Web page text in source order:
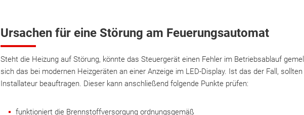
Ursachen für eine Störung am Feuerungsautomat
Steht die Heizung auf Störung, könnte das Steuergerät einen Fehler im Betriebsablauf
sich das bei modernen Heizgeräten an einer Anzeige im LED-Display. Ist das der Fall,
Installateur beauftragen. Dieser kann anschließend folgende Punkte prüfen:
funktioniert die Brennstoffversorgung ordnungsgemäß